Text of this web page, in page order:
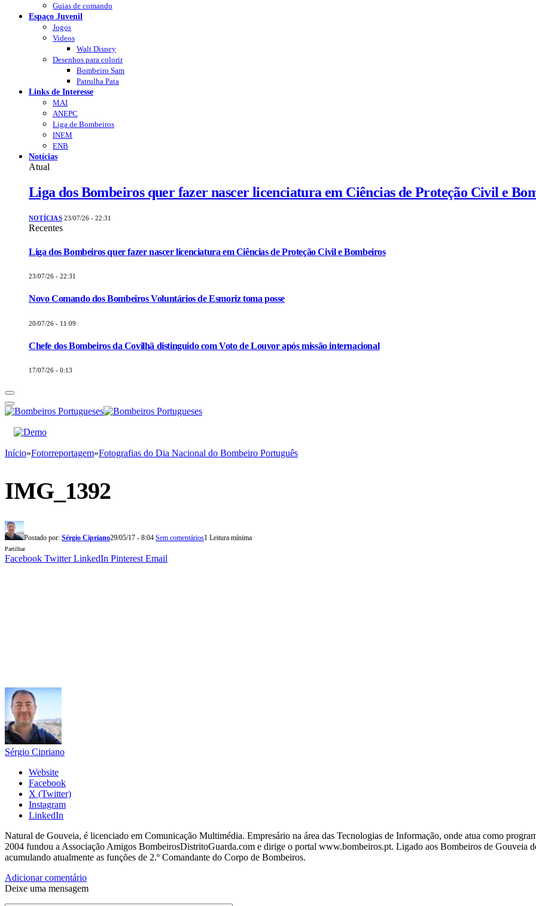
Guias de comando
Espaço Juvenil
Jogos
Videos
Walt Disney
Desenhos para colorir
Bombeiro Sam
Patrulha Pata
Links de Interesse
MAI
ANEPC
Liga de Bombeiros
INEM
ENB
Notícias
Atual
Liga dos Bombeiros quer fazer nascer licenciatura em Ciências de Proteção Civil e
NOTÍCIAS 23/07/26 - 22:31
Recentes
Liga dos Bombeiros quer fazer nascer licenciatura em Ciências de Proteção Civil e Bombeiros
23/07/26 - 22:31
Novo Comando dos Bombeiros Voluntários de Esmoriz toma posse
20/07/26 - 11:09
Chefe dos Bombeiros da Covilhã distinguido com Voto de Louvor após missão internacional
17/07/26 - 0:13
Início»Fotorreportagem»Fotografias do Dia Nacional do Bombeiro Português
IMG_1392
Postado por: Sérgio Cipriano29/05/17 - 8:04 Sem comentários1 Leitura mínima
Partilhar
Facebook Twitter LinkedIn Pinterest Email
Sérgio Cipriano
Website
Facebook
X (Twitter)
Instagram
LinkedIn
Natural de Gouveia, é licenciado em Comunicação Multimédia. Empresário na área das Tecnologias de Informação, onde atua como
2004 fundou a Associação Amigos BombeirosDistritoGuarda.com e dirige o portal www.bombeiros.pt. Ligado aos Bombeiros de Gouveia
acumulando atualmente as funções de 2.º Comandante do Corpo de Bombeiros.
Adicionar comentário
Deixe uma mensagem